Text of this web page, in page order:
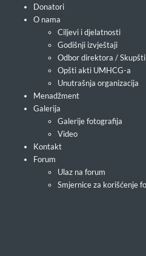
Donatori
O nama
Ciljevi i djelatnosti
Godišnji izvještaji
Odbor direktora /
Opšti akti UMHCG-a
Unutrašnja organizacija
Menadžment
Galerija
Galerije fotografija
Video
Kontakt
Forum
Ulaz na forum
Smjernice za korišćenje